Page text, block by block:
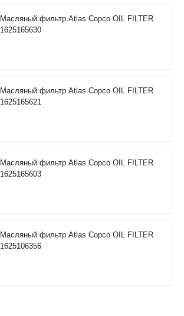
Масляный фильтр Atlas Copco OIL FILTER
1625165630
Масляный фильтр Atlas Copco OIL FILTER
1625165621
Масляный фильтр Atlas Copco OIL FILTER
1625165603
Масляный фильтр Atlas Copco OIL FILTER
1625106356